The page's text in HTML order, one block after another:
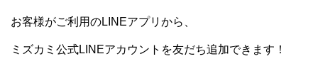
お客様がご利用のLINEアプリから、
ミズカミ公式LINEアカウントを友だち追加できます！